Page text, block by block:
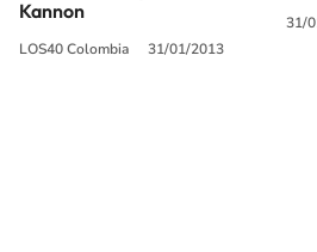
Kannon
LOS40 Colombia 31/01/2013
31/